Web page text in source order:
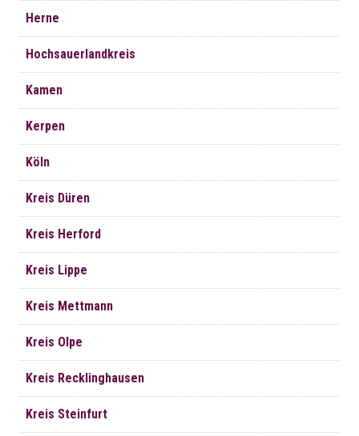
Herne
Hochsauerlandkreis
Kamen
Kerpen
Köln
Kreis Düren
Kreis Herford
Kreis Lippe
Kreis Mettmann
Kreis Olpe
Kreis Recklinghausen
Kreis Steinfurt